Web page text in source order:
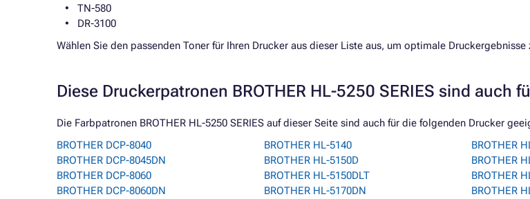
TN-580
DR-3100
Wählen Sie den passenden Toner für Ihren Drucker aus dieser Liste aus, um optimale Druckergebnisse
Diese Druckerpatronen BROTHER HL-5250 SERIES sind auch
Die Farbpatronen BROTHER HL-5250 SERIES auf dieser Seite sind auch für die folgenden Drucker
BROTHER DCP-8040
BROTHER DCP-8045DN
BROTHER DCP-8060
BROTHER DCP-8060DN
BROTHER HL-5140
BROTHER HL-5150D
BROTHER HL-5150DLT
BROTHER HL-5170DN
BROTHER
BROTHER
BROTHER
BROTHER